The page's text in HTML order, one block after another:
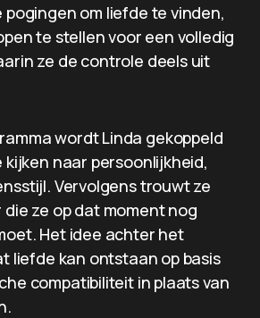
pogingen om liefde te vinden,
te stellen voor een volledig
ze de controle deels uit
wordt Linda gekoppeld
naar persoonlijkheid,
Vervolgens trouwt ze
ze op dat moment nog
Het idee achter het
liefde kan ontstaan op basis
compatibiliteit in plaats van